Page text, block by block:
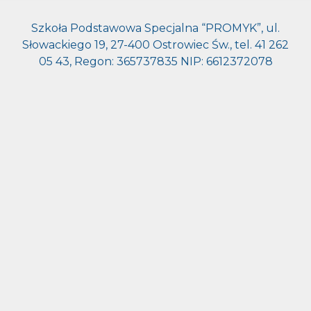
Szkoła Podstawowa Specjalna “PROMYK”, ul.
Słowackiego 19, 27-400 Ostrowiec Św., tel. 41 262
05 43, Regon: 365737835 NIP: 6612372078